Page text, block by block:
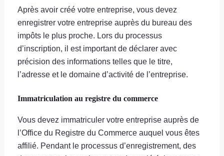
Après avoir créé votre entreprise, vous devez
enregistrer votre entreprise auprès du bureau des
impôts le plus proche. Lors du processus
d’inscription, il est important de déclarer avec
précision des informations telles que le titre,
l’adresse et le domaine d’activité de l’entreprise.
Immatriculation au registre du commerce
Vous devez immatriculer votre entreprise auprès de
l’Office du Registre du Commerce auquel vous êtes
affilié. Pendant le processus d’enregistrement, des